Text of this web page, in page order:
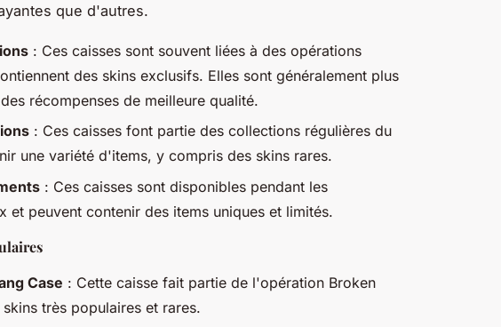
que d'autres.
: Ces caisses sont souvent liées à des opérations
des skins exclusifs. Elles sont généralement plus
récompenses de meilleure qualité.
: Ces caisses font partie des collections régulières du
une variété d'items, y compris des skins rares.
: Ces caisses sont disponibles pendant les
et peuvent contenir des items uniques et limités.
Case : Cette caisse fait partie de l'opération Broken
très populaires et rares.